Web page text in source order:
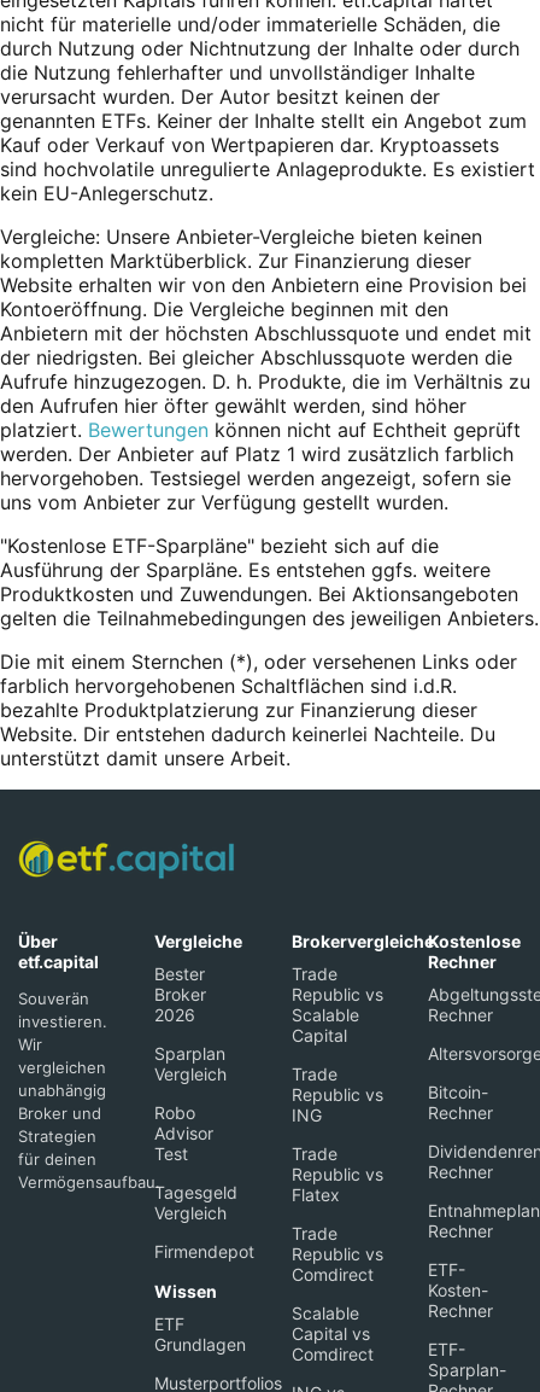
nicht für materielle und/oder immaterielle Schäden, die
durch Nutzung oder Nichtnutzung der Inhalte oder durch
die Nutzung fehlerhafter und unvollständiger Inhalte
verursacht wurden. Der Autor besitzt keinen der
genannten ETFs. Keiner der Inhalte stellt ein Angebot zum
Kauf oder Verkauf von Wertpapieren dar. Kryptoassets
sind hochvolatile unregulierte Anlageprodukte. Es existiert
kein EU-Anlegerschutz.
Vergleiche: Unsere Anbieter-Vergleiche bieten keinen
kompletten Marktüberblick. Zur Finanzierung dieser
Website erhalten wir von den Anbietern eine Provision bei
Kontoeröffnung. Die Vergleiche beginnen mit den
Anbietern mit der höchsten Abschlussquote und endet mit
der niedrigsten. Bei gleicher Abschlussquote werden die
Aufrufe hinzugezogen. D. h. Produkte, die im Verhältnis zu
den Aufrufen hier öfter gewählt werden, sind höher
platziert. Bewertungen können nicht auf Echtheit geprüft
werden. Der Anbieter auf Platz 1 wird zusätzlich farblich
hervorgehoben. Testsiegel werden angezeigt, sofern sie
uns vom Anbieter zur Verfügung gestellt wurden.
"Kostenlose ETF-Sparpläne" bezieht sich auf die
Ausführung der Sparpläne. Es entstehen ggfs. weitere
Produktkosten und Zuwendungen. Bei Aktionsangeboten
gelten die Teilnahmebedingungen des jeweiligen Anbieters.
Die mit einem Sternchen (*), oder versehenen Links oder
farblich hervorgehobenen Schaltflächen sind i.d.R.
bezahlte Produktplatzierung zur Finanzierung dieser
Website. Dir entstehen dadurch keinerlei Nachteile. Du
unterstützt damit unsere Arbeit.
Über
etf.capital
Souverän
investieren.
Wir
vergleichen
unabhängig
Broker und
Strategien
für deinen
Vermögensaufbau.
Vergleiche
Bester
Broker
2026
Sparplan
Vergleich
Robo
Advisor
Test
Tagesgeld
Vergleich
Firmendepot
Wissen
ETF
Grundlagen
Musterportfolios
Brokervergleiche
Trade
Republic vs
Scalable
Capital
Trade
Republic vs
ING
Trade
Republic vs
Flatex
Trade
Republic vs
Comdirect
Scalable
Capital vs
Comdirect
Kostenlose
Rechner
Rechner
Bitcoin-
Rechner
Rechner
Rechner
ETF-
Kosten-
Rechner
ETF-
Sparplan-